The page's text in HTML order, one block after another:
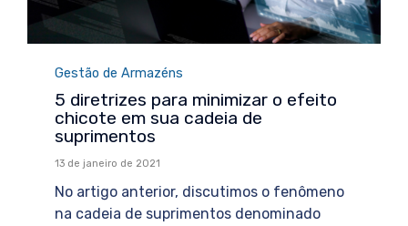
Category
Gestão de Armazéns
5 diretrizes para minimizar o efeito
chicote em sua cadeia de
suprimentos
13 de janeiro de 2021
No artigo anterior, discutimos o fenômeno
na cadeia de suprimentos denominado